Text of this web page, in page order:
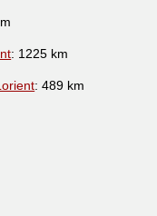
: 1225 km
: 489 km